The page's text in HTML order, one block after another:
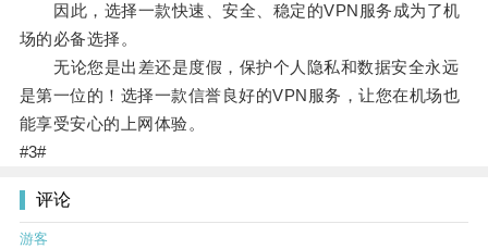
因此，选择一款快速、安全、稳定的VPN服务成为了机
场的必备选择。
无论您是出差还是度假，保护个人隐私和数据安全永远
是第一位的！选择一款信誉良好的VPN服务，让您在机场也
能享受安心的上网体验。
#3#
评论
游客